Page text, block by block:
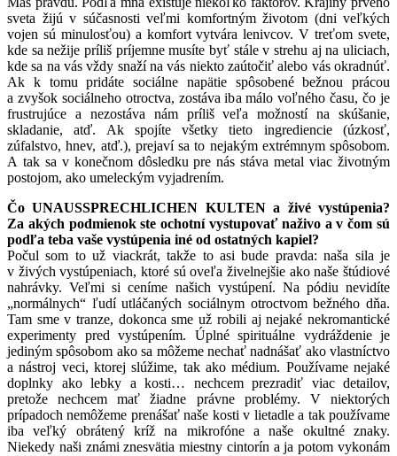
sveta žijú v súčasnosti veľmi komfortným životom (dni veľkých
vojen sú minulosťou) a komfort vytvára lenivcov. V treťom svete,
kde sa nežije príliš príjemne musíte byť stále v strehu aj na uliciach,
kde sa na vás vždy snaží na vás niekto zaútočiť alebo vás okradnúť.
Ak k tomu pridáte sociálne napätie spôsobené bežnou prácou
a zvyšok sociálneho otroctva, zostáva iba málo voľného času, čo je
frustrujúce a nezostáva nám príliš veľa možností na skúšanie,
skladanie, atď. Ak spojíte všetky tieto ingrediencie (úzkosť,
zúfalstvo, hnev, atď.), prejaví sa to nejakým extrémnym spôsobom.
A tak sa v konečnom dôsledku pre nás stáva metal viac životným
postojom, ako umeleckým vyjadrením.
Čo UNAUSSPRECHLICHEN KULTEN a živé vystúpenia?
Za akých podmienok ste ochotní vystupovať naživo a v čom sú
podľa teba vaše vystúpenia iné od ostatných kapiel?
Počul som to už viackrát, takže to asi bude pravda: naša sila je
v živých vystúpeniach, ktoré sú oveľa živelnejšie ako naše štúdiové
nahrávky. Veľmi si ceníme našich vystúpení. Na pódiu nevidíte
„normálnych“ ľudí utláčaných sociálnym otroctvom bežného dňa.
Tam sme v tranze, dokonca sme už robili aj nejaké nekromantické
experimenty pred vystúpením. Úplné spirituálne vydráždenie je
jediným spôsobom ako sa môžeme nechať nadnášať ako vlastníctvo
a nástroj veci, ktorej slúžime, tak ako médium. Používame nejaké
doplnky ako lebky a kosti… nechcem prezradiť viac detailov,
pretože nechcem mať žiadne právne problémy. V niektorých
prípadoch nemôžeme prenášať naše kosti v lietadle a tak používame
iba veľký obrátený kríž na mikrofóne a naše okultné znaky.
Niekedy naši známi znesvätia miestny cintorín a ja potom vykonám